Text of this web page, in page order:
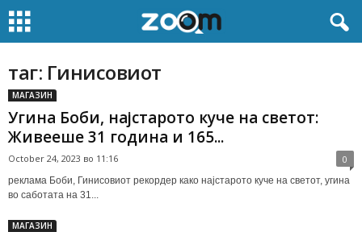
таг: Гинисовиот
МАГАЗИН
Угина Боби, најстарото куче на светот:
Живееше 31 година и 165...
October 24, 2023 во 11:16 0
реклама Боби, Гинисовиот рекордер како најстарото куче на светот, угина
во саботата на 31...
МАГАЗИН